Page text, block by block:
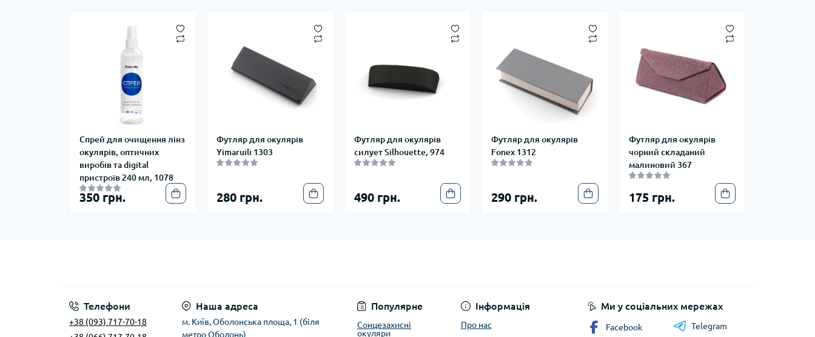
Спрей для очищення лінз
окулярів, оптичних
виробів та digital
пристроїв 240 мл, 1078
350 грн.
Футляр для окулярів
Yimaruili 1303
280 грн.
Футляр для окулярів
силует Silhouette, 974
490 грн.
Футляр для окулярів
Fonex 1312
290 грн.
Футляр для окулярів
чорний складаний
малиновий 367
175 грн.
Телефони
+38 (093) 717-70-18
Наша адреса
м. Київ, Оболонська площа, 1 (біля
метро Оболонь)
Популярне
Сонцезахисні
окуляри
Інформація
Про нас
Ми у соціальних мережах
Facebook Telegram